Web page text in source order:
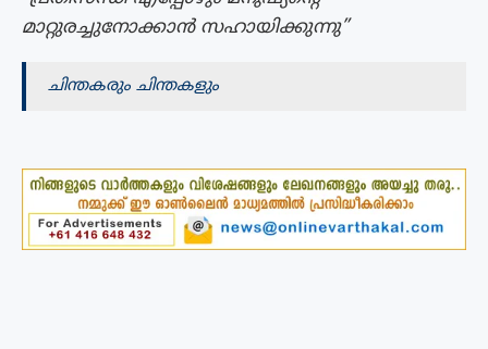
മാറ്റുരച്ചുനോക്കാൻ സഹായിക്കുന്നു”
ചിന്തകരും ചിന്തകളും